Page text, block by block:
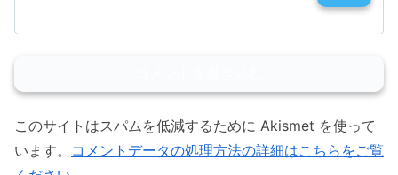
このサイトはスパムを低減するために Akismet を使って
います。 コメントデータの処理方法の詳細はこちらをご覧